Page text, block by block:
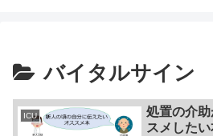
バイタルサイン
ICU
処置の介
スメした